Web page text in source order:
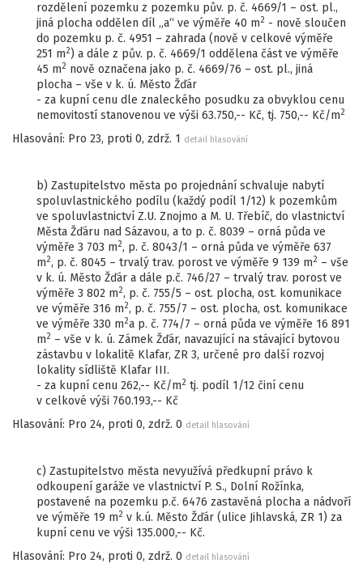
rozdělení pozemku z pozemku pův. p. č. 4669/1 – ost. pl.,
jiná plocha oddělen díl „a“ ve výměře 40 m2 - nově sloučen
do pozemku p. č. 4951 – zahrada (nově v celkové výměře
251 m2) a dále z pův. p. č. 4669/1 oddělena část ve výměře
45 m2 nově označena jako p. č. 4669/76 – ost. pl., jiná
plocha – vše v k. ú. Město Žďár
- za kupní cenu dle znaleckého posudku za obvyklou cenu
nemovitostí stanovenou ve výši 63.750,-- Kč, tj. 750,-- Kč/m2
Hlasování: Pro 23, proti 0, zdrž. 1 detail hlasování
b) Zastupitelstvo města po projednání schvaluje nabytí
spoluvlastnického podílu (každý podíl 1/12) k pozemkům
ve spoluvlastnictví Z.U. Znojmo a M. U. Třebíč, do vlastnictví
Města Žďáru nad Sázavou, a to p. č. 8039 – orná půda ve
výměře 3 703 m2, p. č. 8043/1 – orná půda ve výměře 637
m2, p. č. 8045 – trvalý trav. porost ve výměře 9 139 m2 – vše
v k. ú. Město Žďár a dále p.č. 746/27 – trvalý trav. porost ve
výměře 3 802 m2, p. č. 755/5 – ost. plocha, ost. komunikace
ve výměře 316 m2, p. č. 755/7 – ost. plocha, ost. komunikace
ve výměře 330 m2a p. č. 774/7 – orná půda ve výměře 16 891
m2 – vše v k. ú. Zámek Žďár, navazující na stávající bytovou
zástavbu v lokalitě Klafar, ZR 3, určené pro další rozvoj
lokality sídliště Klafar III.
- za kupní cenu 262,-- Kč/m2 tj. podíl 1/12 činí cenu
v celkové výši 760.193,-- Kč
Hlasování: Pro 24, proti 0, zdrž. 0 detail hlasování
c) Zastupitelstvo města nevyužívá předkupní právo k
odkoupení garáže ve vlastnictví P. S., Dolní Rožínka,
postavené na pozemku p.č. 6476 zastavěná plocha a nádvoří
ve výměře 19 m2 v k.ú. Město Žďár (ulice Jihlavská, ZR 1) za
kupní cenu ve výši 135.000,-- Kč.
Hlasování: Pro 24, proti 0, zdrž. 0 detail hlasování